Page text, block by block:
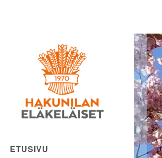
Eläkeläiset
ry
ETUSIVU